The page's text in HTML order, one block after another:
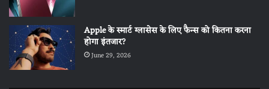
Apple के स्मार्ट ग्लासेस के लिए फैन्स को कितना करना
होगा इंतजार?
June 29, 2026